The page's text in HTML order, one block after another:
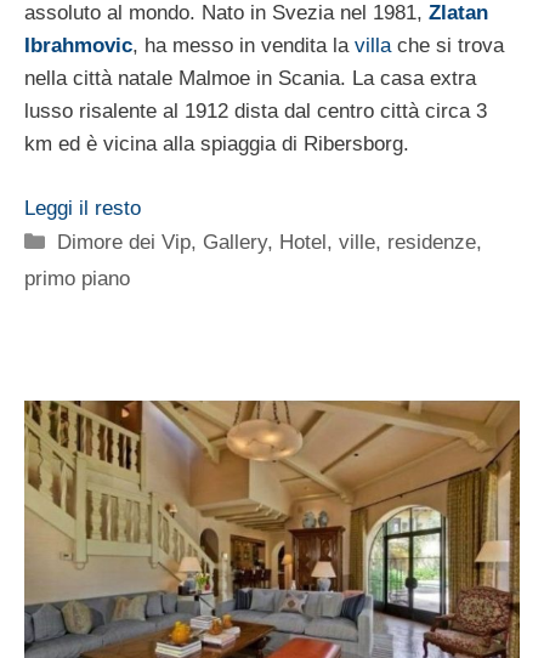
assoluto al mondo. Nato in Svezia nel 1981, Zlatan
Ibrahmovic, ha messo in vendita la villa che si trova
nella città natale Malmoe in Scania. La casa extra
lusso risalente al 1912 dista dal centro città circa 3
km ed è vicina alla spiaggia di Ribersborg.
Leggi il resto
Categorie
Dimore dei Vip, Gallery, Hotel, ville, residenze,
primo piano